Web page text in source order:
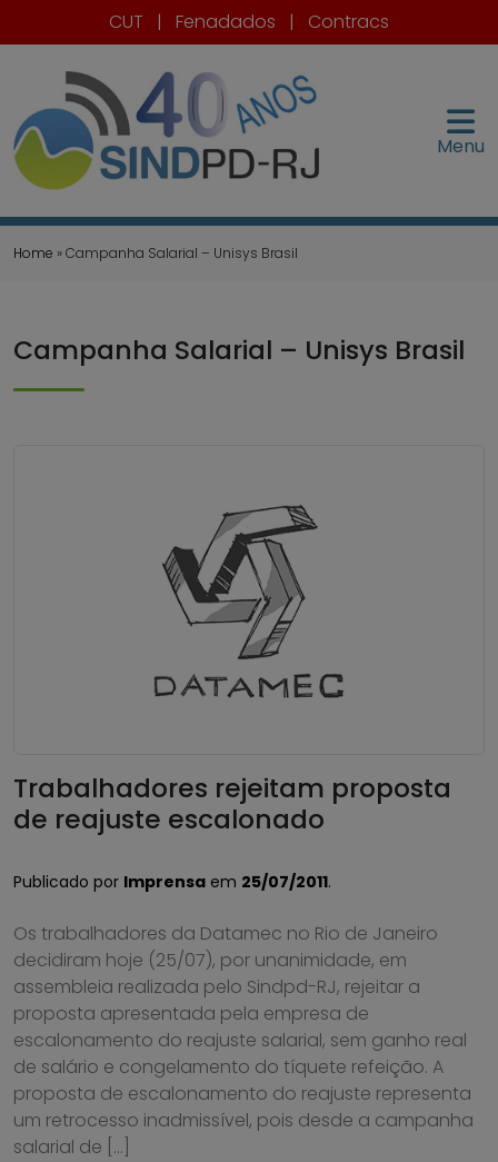
CUT | Fenadados | Contracs
Menu
Home » Campanha Salarial – Unisys Brasil
Campanha Salarial – Unisys Brasil
Trabalhadores rejeitam proposta
de reajuste escalonado
Publicado por Imprensa em 25/07/2011.
Os trabalhadores da Datamec no Rio de Janeiro
decidiram hoje (25/07), por unanimidade, em
assembleia realizada pelo Sindpd-RJ, rejeitar a
proposta apresentada pela empresa de
escalonamento do reajuste salarial, sem ganho real
de salário e congelamento do tíquete refeição. A
proposta de escalonamento do reajuste representa
um retrocesso inadmissível, pois desde a campanha
salarial de […]